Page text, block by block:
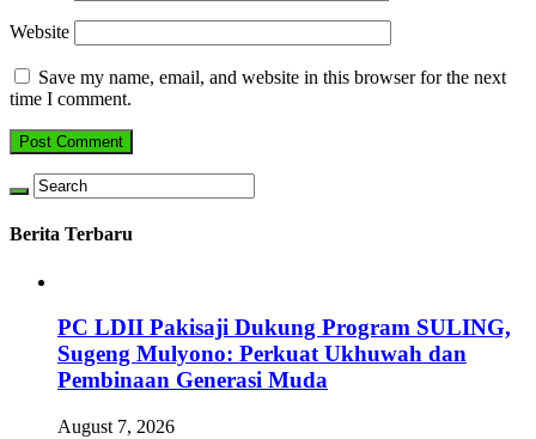
Website
Save my name, email, and website in this browser for the next
time I comment.
Berita Terbaru
PC LDII Pakisaji Dukung Program SULING,
Sugeng Mulyono: Perkuat Ukhuwah dan
Pembinaan Generasi Muda
August 7, 2026